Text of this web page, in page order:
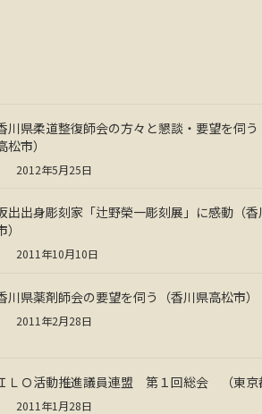
川県柔道整復師会の方々と懇談・要望を伺
松市）
2012年5月25日
出出身彫刻家「辻野榮一彫刻展」に感動（香
）
2011年10月10日
川県薬剤師会の要望を伺う（香川県高松市）
2011年2月28日
ＩＬＯ活動推進議員連盟 第１回総会 （東京
2011年1月28日